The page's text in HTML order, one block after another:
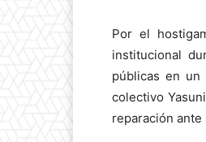
Por el
institucional
públicas en
colectivo
reparación ante